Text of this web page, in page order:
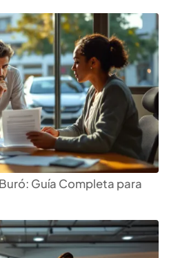
Guía Completa para